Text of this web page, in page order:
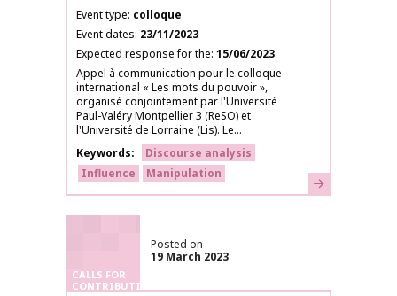
Event type colloque
Event dates 23/11/2023
Expected response for the 15/06/2023
Appel à communication pour le colloque
international « Les mots du pouvoir »,
organisé conjointement par l'Université
Paul-Valéry Montpellier 3 (ReSO) et
l'Université de Lorraine (Lis). Le...
Keywords
Discourse analysis
Influence
Manipulation Learn more
CALLS FOR
CONTRIBUTIONS
Posted on
19 March 2023